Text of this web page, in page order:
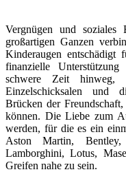
Vergnügen und soziales
großartigen Ganzen
Kinderaugen
finanzielle
schwere Zeit hinweg,
Einzelschicksalen und
Brücken der
können. Die Liebe zum
werden, für die es ein
Aston Martin,
Lamborghini, Lotus,
Greifen nahe zu sein.